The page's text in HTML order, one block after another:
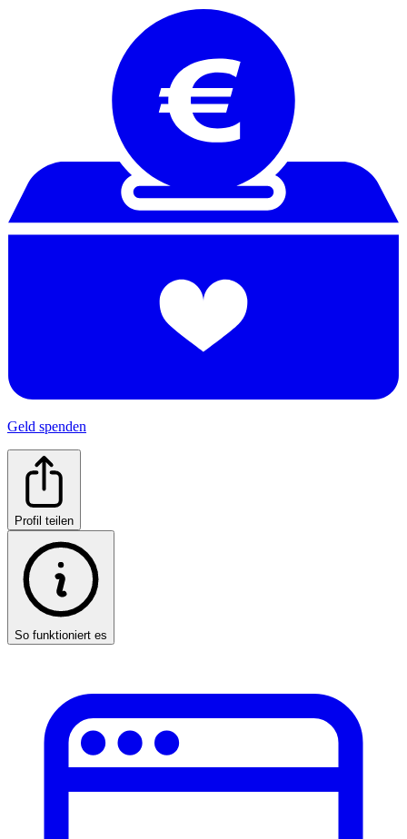
Geld spenden
Profil teilen
So funktioniert es